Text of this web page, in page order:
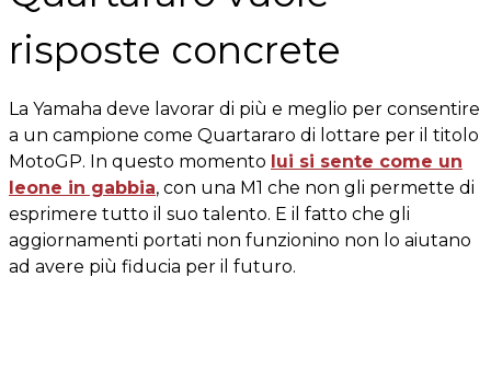
risposte concrete
La Yamaha deve lavorar di più e meglio per consentire
a un campione come Quartararo di lottare per il titolo
MotoGP. In questo momento lui si sente come un
leone in gabbia, con una M1 che non gli permette di
esprimere tutto il suo talento. E il fatto che gli
aggiornamenti portati non funzionino non lo aiutano
ad avere più fiducia per il futuro.